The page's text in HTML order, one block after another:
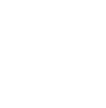
de pago.
segura.